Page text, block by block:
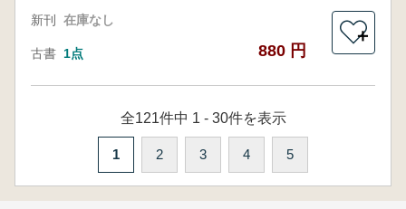
新刊 在庫なし
古書 1点 880 円
＋
全121件中 1 - 30件を表示
1 2 3 4 5